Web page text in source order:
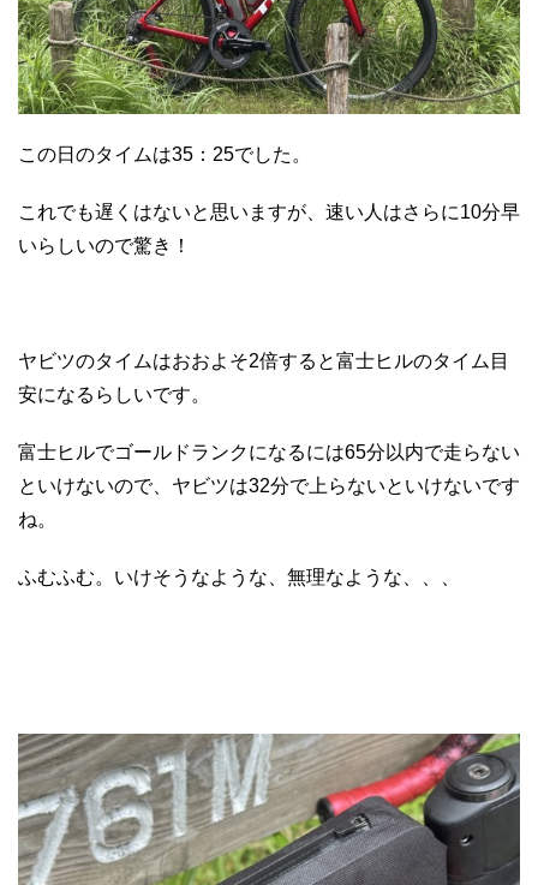
この日のタイムは35：25でした。
これでも遅くはないと思いますが、速い人はさらに10分早
いらしいので驚き！
ヤビツのタイムはおおよそ2倍すると富士ヒルのタイム目
安になるらしいです。
富士ヒルでゴールドランクになるには65分以内で走らない
といけないので、ヤビツは32分で上らないといけないです
ね。
ふむふむ。いけそうなような、無理なような、、、